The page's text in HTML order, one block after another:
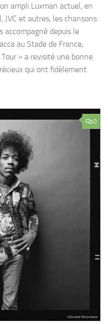
ampli Luxman actuel, en
JVC et autres, les chansons
accompagné depuis le
au Stade de France,
» a revisité une bonne
qui ont fidèlement
0